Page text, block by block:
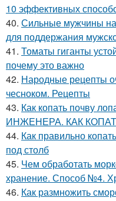
10 эффективных
40. Сильные мужчины
для поддержания
41. Томаты гиганты
почему это важно
42. Народные рецепты
чесноком. Рецепты
43. Как копать почву
ИНЖЕНЕРА. КАК
44. Как правильно
под столб
45. Чем обработать
хранение. Способ №4.
46. Как размножить